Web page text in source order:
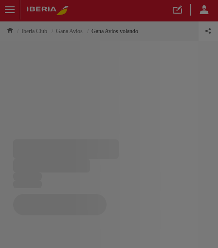
Iberia Club Gana Avios Gana Avios volando